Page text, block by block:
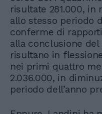
risultate 281.000, in
allo stesso periodo
conferme di
alla conclusione
risultano in
nei primi quattro
2.036.000, in
periodo dell’anno